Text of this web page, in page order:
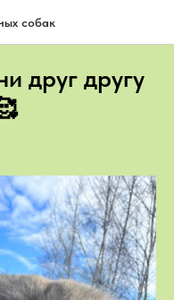
собак
друг другу